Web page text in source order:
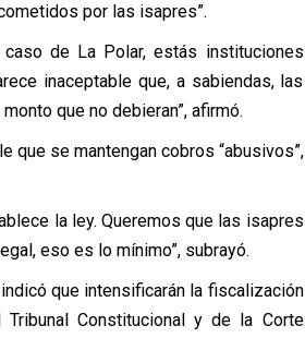
por las isapres”.
de La Polar, estás instituciones
inaceptable que, a sabiendas, las
que no debieran”, afirmó.
que se mantengan cobros “abusivos”,
la ley. Queremos que las isapres
eso es lo mínimo”, subrayó.
que intensificarán la fiscalización
Constitucional y de la Corte